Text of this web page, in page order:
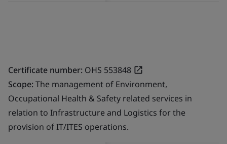
Certificate number: OHS 553848
Scope:The management of Environment,
Occupational Health & Safety related services in
relation to Infrastructure and Logistics for the
provision of IT/ITES operations.